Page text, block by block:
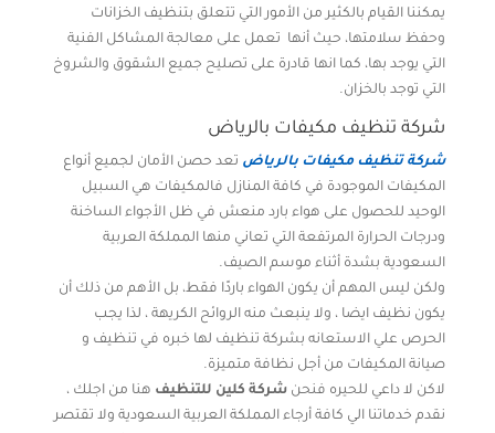
يمكننا القيام بالكثير من الأمور التي تتعلق بتنظيف الخزانات
وحفظ سلامتها، حيث أنها تعمل على معالجة المشاكل الفنية
التي يوجد بها، كما انها قادرة على تصليح جميع الشقوق والشروخ
التي توجد بالخزان.
شركة تنظيف مكيفات بالرياض
شركة تنظيف مكيفات بالرياض تعد حصن الأمان لجميع أنواع
المكيفات الموجودة في كافة المنازل فالمكيفات هي السبيل
الوحيد للحصول على هواء بارد منعش في ظل الأجواء الساخنة
ودرجات الحرارة المرتفعة التي تعاني منها المملكة العربية
السعودية بشدة أثناء موسم الصيف.
ولكن ليس المهم أن يكون الهواء باردًا فقط، بل الأهم من ذلك أن
يكون نظيف ايضا ، ولا ينبعث منه الروائح الكريهة ، لذا يجب
الحرص علي الاستعانه بشركة تنظيف لها خبره في تنظيف و
صيانة المكيفات من أجل نظافة متميزة.
لاكن لا داعي للحيره فنحن شركة كلين للتنظيف هنا من اجلك ،
نقدم خدماتنا الي كافة أرجاء المملكة العربية السعودية ولا تقتصر